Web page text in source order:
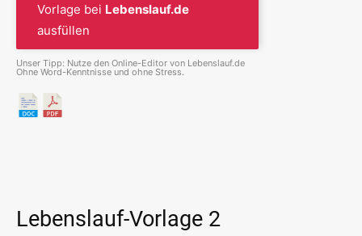
Vorlage bei Lebenslauf.de
ausfüllen
Unser Tipp: Nutze den Online-Editor von Lebenslauf.de
Ohne Word-Kenntnisse und ohne Stress.
Lebenslauf-Vorlage 2